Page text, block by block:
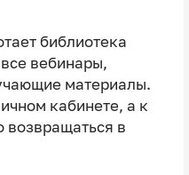
библиотека
вебинары,
материалы.
кабинете, а к
в